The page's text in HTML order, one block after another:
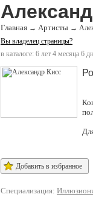
Главная → Артисты →
Вы владелец страницы?
в каталоге: 6 лет 4 месяца 6
Добавить в избранное
Специализация: